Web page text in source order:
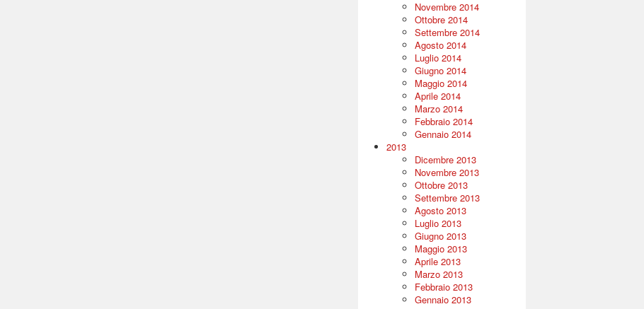
Novembre 2014
Ottobre 2014
Settembre 2014
Agosto 2014
Luglio 2014
Giugno 2014
Maggio 2014
Aprile 2014
Marzo 2014
Febbraio 2014
Gennaio 2014
2013
Dicembre 2013
Novembre 2013
Ottobre 2013
Settembre 2013
Agosto 2013
Luglio 2013
Giugno 2013
Maggio 2013
Aprile 2013
Marzo 2013
Febbraio 2013
Gennaio 2013